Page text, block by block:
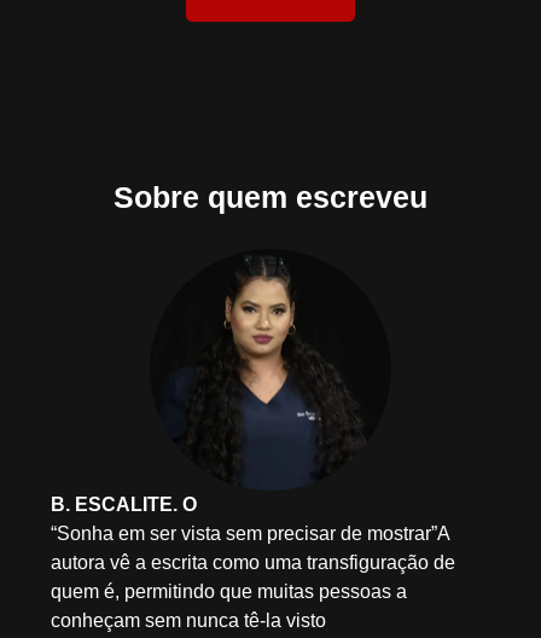
Sobre quem escreveu
B. ESCALITE. O
“Sonha em ser vista sem precisar de mostrar”A
autora vê a escrita como uma transfiguração de
quem é, permitindo que muitas pessoas a
conheçam sem nunca tê-la visto